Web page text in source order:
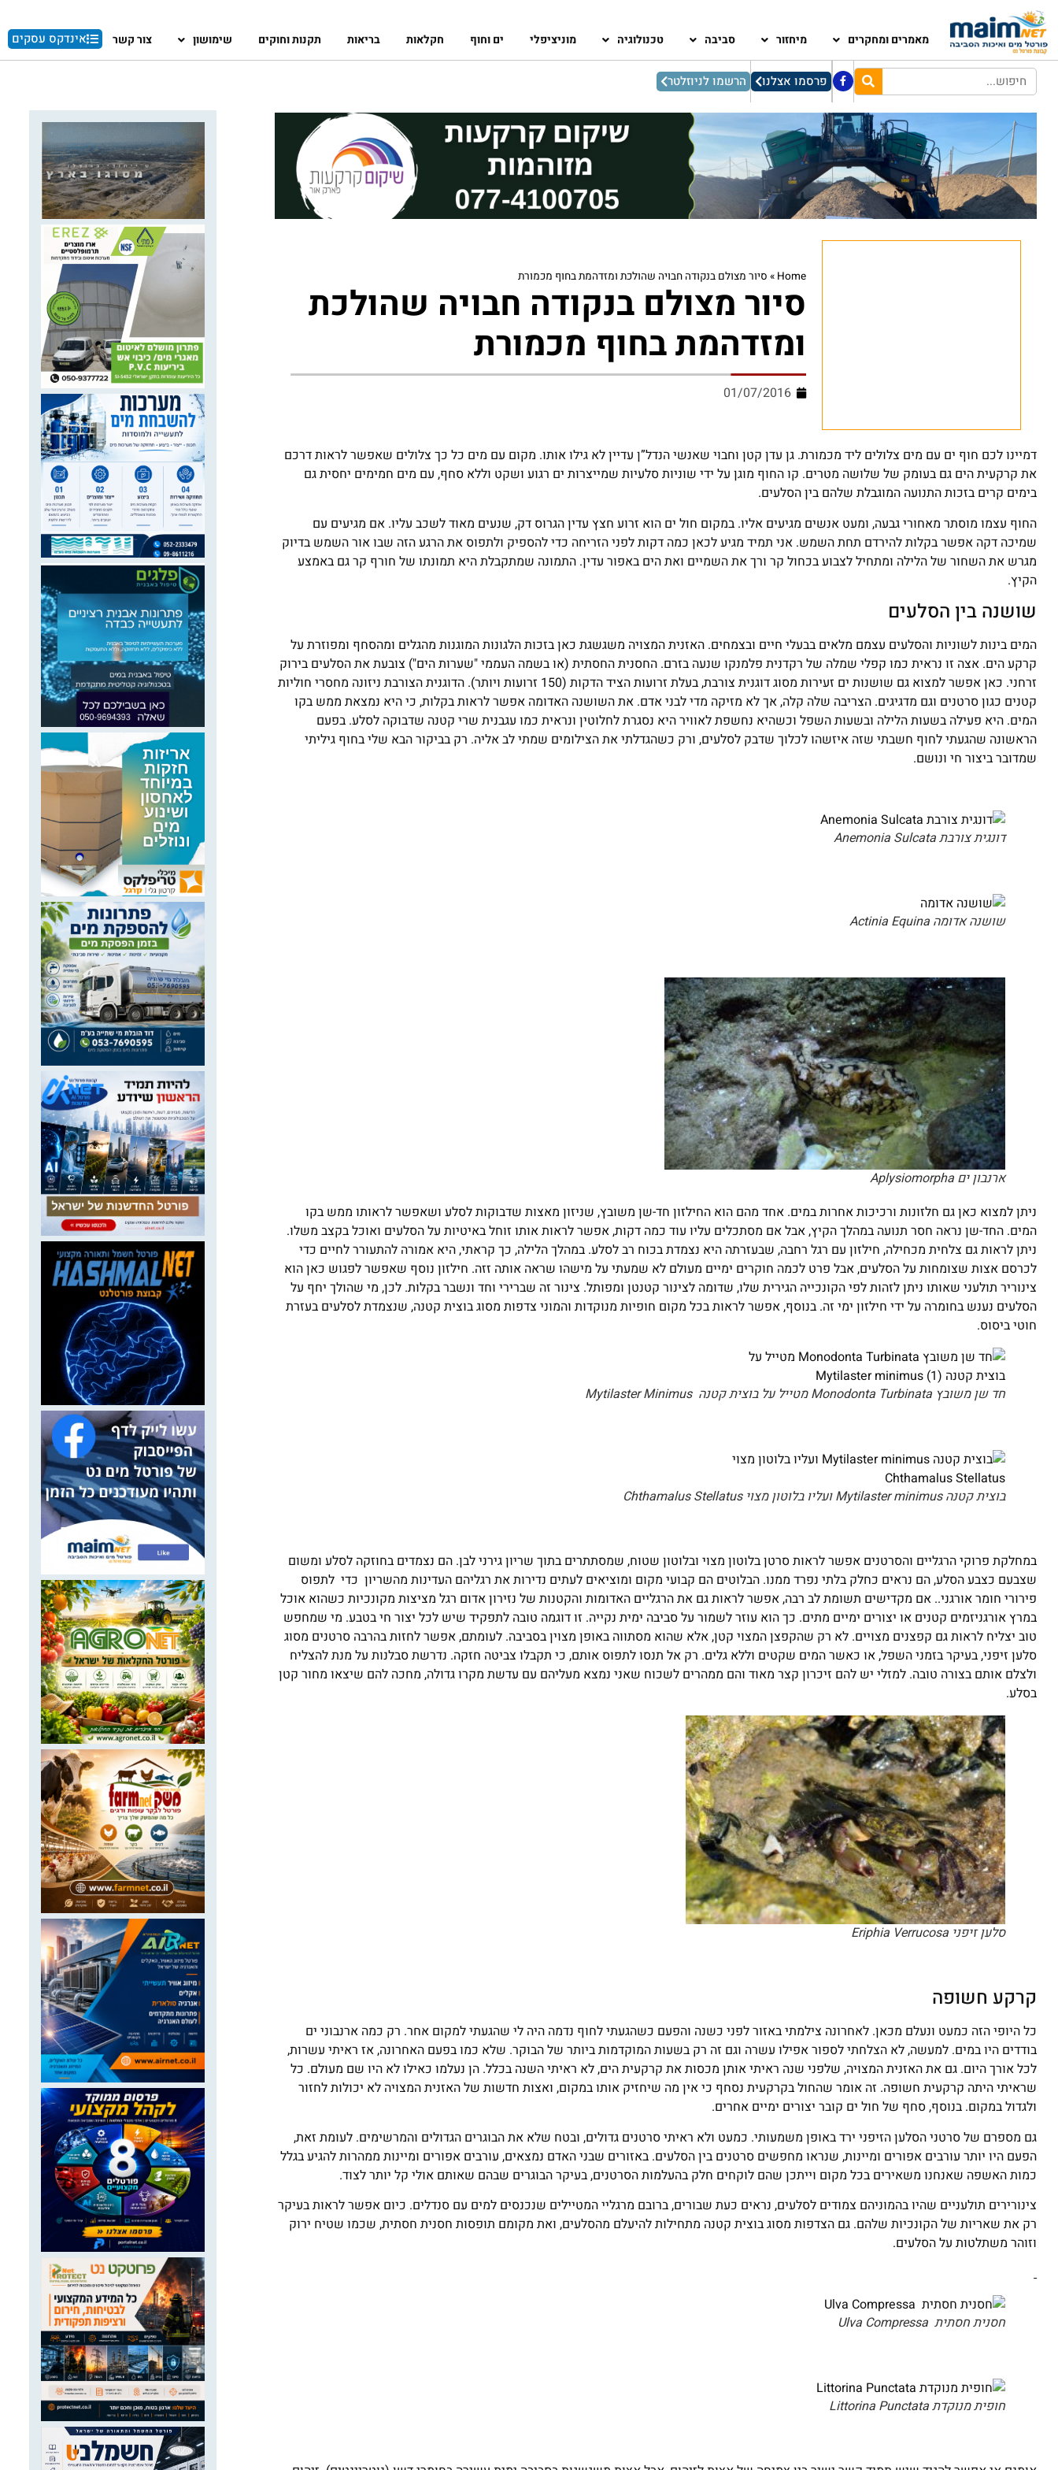
מאמרים ומחקרים מיחזור סביבה טכנולוגיה מוניציפלי ים וחוף חקלאות בריאות תקנות וחוקים שימושון צור קשר אינדקס עסקים
פרסמו אצלנו הרשמו לניוזלטר
Home
» סיור מצולם בנקודה חבויה שהולכת ומזדהמת בחוף מכמורת
סיור מצולם בנקודה חבויה שהולכת
ומזדהמת בחוף מכמורת
01/07/2016
דמיינו לכם חוף ים עם מים צלולים ליד מכמורת. גן עדן קטן וחבוי שאנשי הנדל”ן עדיין לא גילו אותו. מקום עם מים כל כך צלולים שאפשר לראות דרכם
את קרקעית הים גם בעומק של שלושה מטרים. קו החוף מוגן על ידי שוניות סלעיות שמייצרות ים רגוע ושקט וללא סחף, עם מים חמימים יחסית גם
בימים קרים בזכות התנועה המוגבלת שלהם בין הסלעים.
החוף עצמו מוסתר מאחורי גבעה, ומעט אנשים מגיעים אליו. במקום חול ים הוא זרוע חצץ עדין הגרוס דק, שנעים מאוד לשכב עליו. אם מגיעים עם
שמיכה דקה אפשר בקלות להירדם תחת השמש. אני תמיד מגיע לכאן כמה דקות לפני הזריחה כדי להספיק ולתפוס את הרגע הזה שבו אור השמש בדיוק
מגרש את השחור של הלילה ומתחיל לצבוע בכחול קר ורך את השמיים ואת הים באפור עדין. התמונה שמתקבלת היא תמונתו של חורף קר גם באמצע
הקיץ.
שושנה בין הסלעים
המים בינות לשוניות והסלעים עצמם מלאים בבעלי חיים ובצמחים. האזנית המצויה משגשגת כאן בזכות הלגונות המוגנות מהגלים ומהסחף ומפוזרת על
קרקע הים. אצה זו נראית כמו קפלי שמלה של רקדנית פלמנקו שנעה בזרם. החסנית החסתית (או בשמה העממי "שערות הים") צובעת את הסלעים בירוק
זרחני. כאן אפשר למצוא גם שושנות ים זעירות מסוג דוגנית צורבת, בעלת זרועות הציד הדקות (150 זרועות ויותר). הדוגנית הצורבת ניזונה מחסרי חוליות
קטנים כגון סרטנים וגם מדגיגים. הצריבה שלה קלה, אך לא מזיקה מדי לבני אדם. את השושנה האדומה אפשר לראות בקלות, כי היא נמצאת ממש בקו
המים. היא פעילה בשעות הלילה ובשעות השפל וכשהיא נחשפת לאוויר היא נסגרת לחלוטין ונראית כמו עגבנית שרי קטנה שדבוקה לסלע. בפעם
הראשונה שהגעתי לחוף חשבתי שזה איזשהו לכלוך שדבק לסלעים, ורק כשהגדלתי את הצילומים שמתי לב אליה. רק בביקור הבא שלי בחוף גיליתי
שמדובר ביצור חי ונושם.
דונגית צורבת Anemonia Sulcata
שושנה אדומה Actinia Equina
ארנבון ים Aplysiomorpha
ניתן למצוא כאן גם חלזונות ורכיכות אחרות במים. אחד מהם הוא החילזון חד-שן משובץ, שניזון מאצות שדבוקות לסלע ושאפשר לראותו ממש בקו
המים. החד-שן נראה חסר תנועה במהלך הקיץ, אבל אם מסתכלים עליו עוד כמה דקות, אפשר לראות אותו זוחל באיטיות על הסלעים ואוכל בקצב משלו.
ניתן לראות גם צלחית מכחילה, חילזון עם רגל רחבה, שבעזרתה היא נצמדת בכוח רב לסלע. במהלך הלילה, כך קראתי, היא אמורה להתעורר לחיים כדי
לכרסם אצות שצומחות על הסלעים, אבל פרט לכמה חוקרים ימיים מעולם לא שמעתי על מישהו שראה אותה זזה. חילזון נוסף שאפשר לפגוש כאן הוא
צינוריר תולעני שאותו ניתן לזהות לפי הקונכייה הגירית שלו, שדומה לצינור קטנטן ומפותל. צינור זה שברירי וחד ונשבר בקלות. לכן, מי שהולך יחף על
הסלעים נענש בחומרה על ידי חילזון ימי זה. בנוסף, אפשר לראות בכל מקום חופיות מנוקדות והמוני צדפות מסוג בוצית קטנה, שנצמדת לסלעים בעזרת
חוטי ביסוס.
חד שן משובץ Monodonta Turbinata מטייל על בוצית קטנה Mytilaster Minimus
בוצית קטנה Mytilaster minimus ועליו בלוטון מצוי Chthamalus Stellatus
במחלקת פרוקי הרגליים והסרטנים אפשר לראות סרטן בלוטון מצוי ובלוטון שטוח, שמסתתרים בתוך שריון גירני לבן. הם נצמדים בחוזקה לסלע ומשום
שצבעם כצבע הסלע, הם נראים כחלק בלתי נפרד ממנו. הבלוטים הם קבועי מקום ומוציאים לעתים נדירות את רגליהם העדינות מהשריון כדי לתפוס
פירורי חומר אורגני.. אם מקדישים תשומת לב רבה, אפשר לראות גם את הרגליים האדומות והקטנות של נזירון אדום רגל מציצות מקונכיות כשהוא אוכל
במרץ אורגניזמים קטנים או יצורים ימיים מתים. כך הוא עוזר לשמור על סביבה ימית נקייה. זו דוגמה טובה לתפקיד שיש לכל יצור חי בטבע. מי שמחפש
טוב יצליח לראות גם קפצנים מצויים. לא רק שהקפצן המצוי קטן, אלא שהוא מסתווה באופן מצוין בסביבה. לעומתם, אפשר לחזות בהרבה סרטנים מסוג
סלען זיפני, בעיקר בזמני השפל, או כאשר המים שקטים וללא גלים. רק אל תנסו לתפוס אותם, כי תקבלו צביטה חזקה. נדרשת סבלנות על מנת להצליח
ולצלם אותם בצורה טובה. למזלי יש להם זיכרון קצר מאוד והם ממהרים לשכוח שאני נמצא מעליהם עם עדשת מקרו גדולה, מחכה להם שיצאו מחור קטן
בסלע.
סלען זיפני Eriphia Verrucosa
קרקע חשופה
כל היופי הזה כמעט ונעלם מכאן. לאחרונה צילמתי באזור לפני כשנה והפעם כשהגעתי לחוף נדמה היה לי שהגעתי למקום אחר. רק כמה ארנבוני ים
בודדים היו במים. למעשה, לא הצלחתי לספור אפילו עשרה וגם זה רק בשעות המוקדמות ביותר של הבוקר. שלא כמו בפעם האחרונה, אז ראיתי עשרות,
לכל אורך היום. גם את האזנית המצויה, שלפני שנה ראיתי אותן מכסות את קרקעית הים, לא ראיתי השנה בכלל. הן נעלמו כאילו לא היו שם מעולם. כל
שראיתי היתה קרקעית חשופה. זה אומר שהחול בקרקעית נסחף כי אין מה שיחזיק אותו במקום, ואצות חדשות של האזנית המצויה לא יכולות לחזור
ולגדול במקום. בנוסף, סחף של חול ים קובר יצורים ימיים אחרים.
גם מספרם של סרטני הסלען הזיפני ירד באופן משמעותי. כמעט ולא ראיתי סרטנים גדולים, ובטח שלא את הבוגרים הגדולים והמרשימים. לעומת זאת,
הפעם היו יותר עורבים אפורים ומיינות, שנראו מחפשים סרטנים בין הסלעים. באזורים שבני האדם נמצאים, עורבים אפורים ומיינות ממהרות להגיע בגלל
כמות האשפה שאנחנו משאירים בכל מקום וייתכן שהם לוקחים חלק בהעלמות הסרטנים, בעיקר הבוגרים שבהם שאותם אולי קל יותר לצוד.
צינורירים תולעניים שהיו בהמוניהם צמודים לסלעים, נראים כעת שבורים, ברובם מרגליי המטיילים שנכנסים למים עם סנדלים. כיום אפשר לראות בעיקר
רק את שאריות של הקונכיות שלהם. גם הצדפות מסוג בוצית קטנה מתחילות להיעלם מהסלעים, ואת מקומם תופסות חסנית חסתית, שכמו שטיח ירוק
וזוהר משתלטות על הסלעים.
חסנית חסתית Ulva Compressa
חופית מנוקדת Littorina Punctata